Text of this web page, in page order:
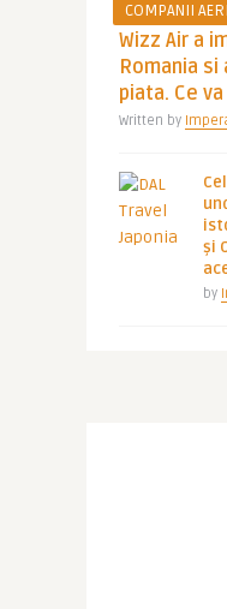
COMPANII
Wizz Air a
Romania si
piata. Ce
Written by
și
by